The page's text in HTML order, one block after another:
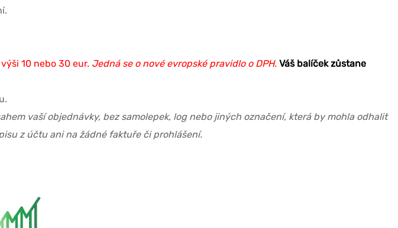
10 nebo 30 eur. Jedná se o nové evropské pravidlo o DPH. Váš balíček zůstane
vaší objednávky, bez samolepek, log nebo jiných označení, která by mohla odhalit
z účtu ani na žádné faktuře či prohlášení.